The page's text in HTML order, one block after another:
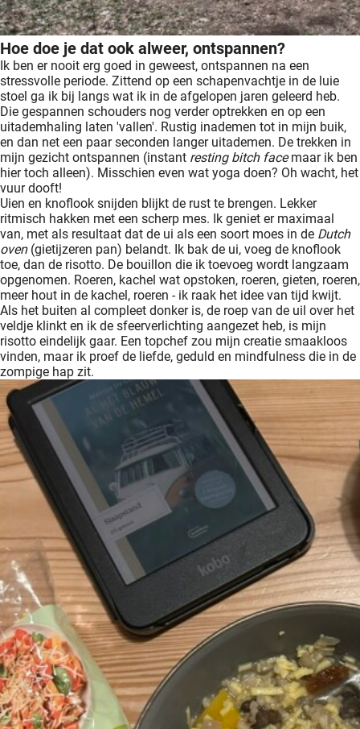
Hoe doe je dat ook alweer, ontspannen?
Ik ben er nooit erg goed in geweest, ontspannen na een
stressvolle periode. Zittend op een schapenvachtje in de luie
stoel ga ik bij langs wat ik in de afgelopen jaren geleerd heb.
Die gespannen schouders nog verder optrekken en op een
uitademhaling laten 'vallen'. Rustig inademen tot in mijn buik,
en dan net een paar seconden langer uitademen. De trekken in
mijn gezicht ontspannen (instant resting bitch facemaar ik ben
hier toch alleen). Misschien even wat yoga doen? Oh wacht, het
vuur dooft!
Uien en knoflook snijden blijkt de rust te brengen. Lekker
ritmisch hakken met een scherp mes. Ik geniet er maximaal
van, met als resultaat dat de ui als een soort moes in de Dutch
oven(gietijzeren pan) belandt. Ik bak de ui, voeg de knoflook
toe, dan de risotto. De bouillon die ik toevoeg wordt langzaam
opgenomen. Roeren, kachel wat opstoken, roeren, gieten, roeren,
meer hout in de kachel, roeren - ik raak het idee van tijd kwijt.
Als het buiten al compleet donker is, de roep van de uil over het
veldje klinkt en ik de sfeerverlichting aangezet heb, is mijn
risotto eindelijk gaar. Een topchef zou mijn creatie smaakloos
vinden, maar ik proef de liefde, geduld en mindfulness die in de
zompige hap zit.